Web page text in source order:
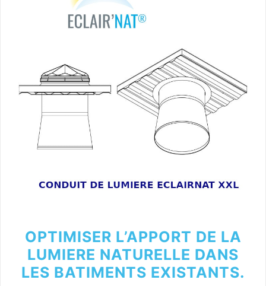
OPTIMISER L’APPORT DE LA
LUMIERE NATURELLE DANS
LES BATIMENTS EXISTANTS.